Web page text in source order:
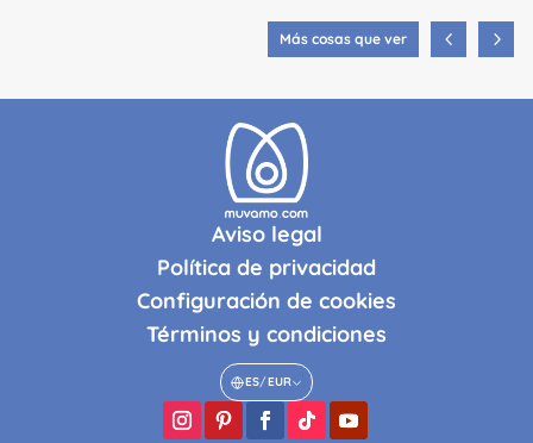
Más cosas que ver
Aviso legal
Política de privacidad
Configuración de cookies
Términos y condiciones
ES/EUR